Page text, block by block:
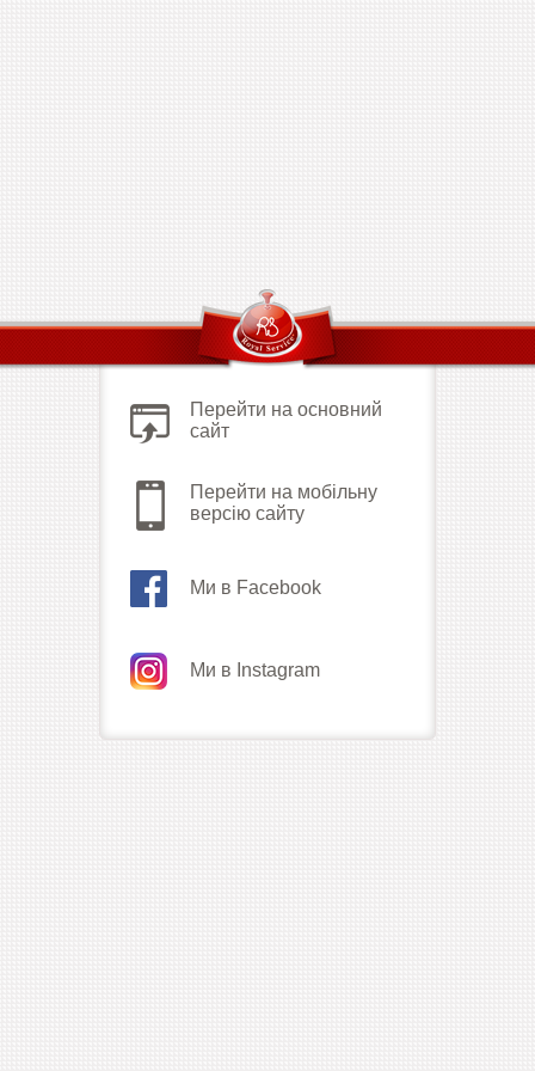
Перейти на основний
сайт
Перейти на мобільну
версію сайту
Ми в Facebook
Ми в Instagram